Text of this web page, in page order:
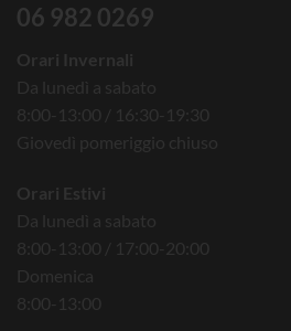
06 982 0269
Orari Invernali
Da lunedì a sabato
8:00-13:00 / 16:30-19:30
Giovedì pomeriggio chiuso
Orari Estivi
Da lunedì a sabato
8:00-13:00 / 17:00-20:00
Domenica
8:00-13:00